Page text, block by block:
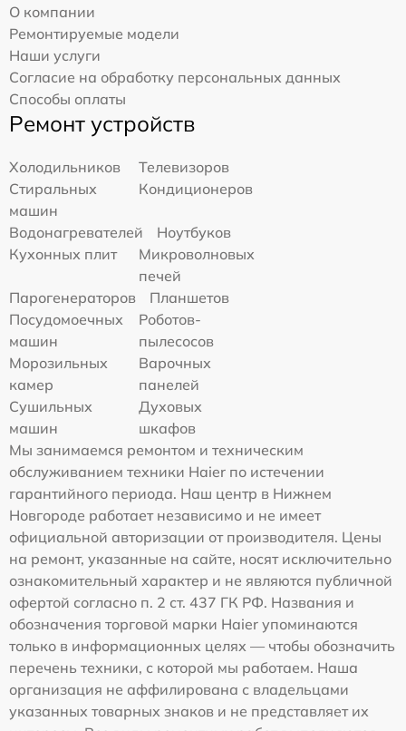
О компании
Ремонтируемые модели
Наши услуги
Согласие на обработку персональных данных
Способы оплаты
Ремонт устройств
Холодильников
Телевизоров
Стиральных
машин
Кондиционеров
Водонагревателей
Ноутбуков
Кухонных плит
Микроволновых
печей
Парогенераторов
Планшетов
Посудомоечных
машин
Роботов-
пылесосов
Морозильных
камер
Варочных
панелей
Сушильных
машин
Духовых
шкафов
Мы занимаемся ремонтом и техническим
обслуживанием техники Haier по истечении
гарантийного периода. Наш центр в Нижнем
Новгороде работает независимо и не имеет
официальной авторизации от производителя. Цены
на ремонт, указанные на сайте, носят исключительно
ознакомительный характер и не являются публичной
офертой согласно п. 2 ст. 437 ГК РФ. Названия и
обозначения торговой марки Haier упоминаются
только в информационных целях — чтобы обозначить
перечень техники, с которой мы работаем. Наша
организация не аффилирована с владельцами
указанных товарных знаков и не представляет их